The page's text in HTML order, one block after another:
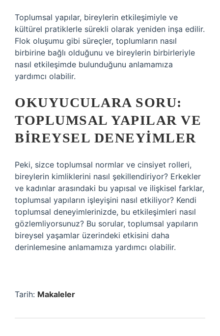
Toplumsal yapılar, bireylerin etkileşimiyle ve
kültürel pratiklerle sürekli olarak yeniden inşa edilir.
Flok oluşumu gibi süreçler, toplumların nasıl
birbirine bağlı olduğunu ve bireylerin birbirleriyle
nasıl etkileşimde bulunduğunu anlamamıza
yardımcı olabilir.
OKUYUCULARA SORU:
TOPLUMSAL YAPILAR VE
BIREYSEL DENEYIMLER
Peki, sizce toplumsal normlar ve cinsiyet rolleri,
bireylerin kimliklerini nasıl şekillendiriyor? Erkekler
ve kadınlar arasındaki bu yapısal ve ilişkisel farklar,
toplumsal yapıların işleyişini nasıl etkiliyor? Kendi
toplumsal deneyimlerinizde, bu etkileşimleri nasıl
gözlemliyorsunuz? Bu sorular, toplumsal yapıların
bireysel yaşamlar üzerindeki etkisini daha
derinlemesine anlamamıza yardımcı olabilir.
Tarih: Makaleler